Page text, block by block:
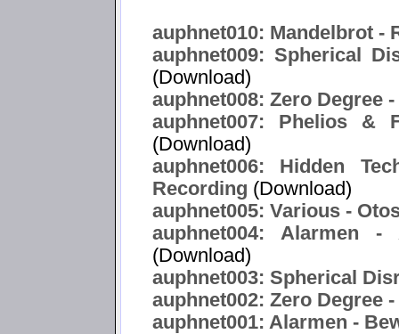
auphnet010: Mandelbrot -
auphnet009: Spherical
(Download)
auphnet008: Zero Degree
auphnet007: Phelios &
(Download)
auphnet006: Hidden
Recording (Download)
auphnet005: Various -
auphnet004:
(Download)
auphnet003: Spherical
auphnet002: Zero Degree
auphnet001: Alarmen -